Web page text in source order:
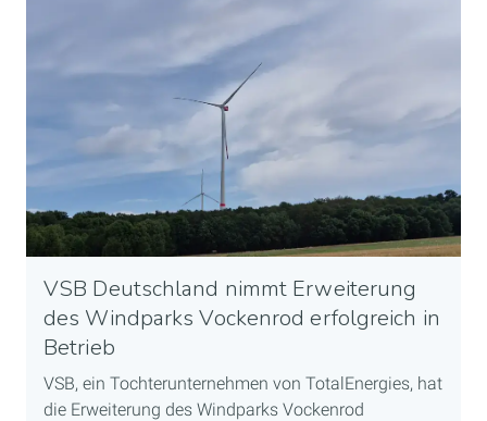
VSB Deutschland nimmt Erweiterung
des Windparks Vockenrod erfolgreich in
Betrieb
VSB, ein Tochterunternehmen von TotalEnergies, hat
die Erweiterung des Windparks Vockenrod